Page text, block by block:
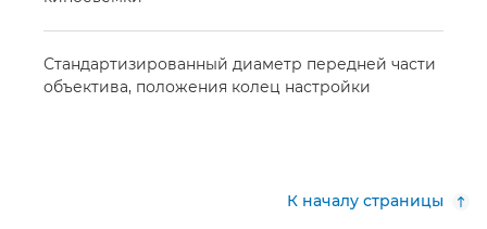
Стандартизированный диаметр передней части
объектива, положения колец настройки
К началу страницы